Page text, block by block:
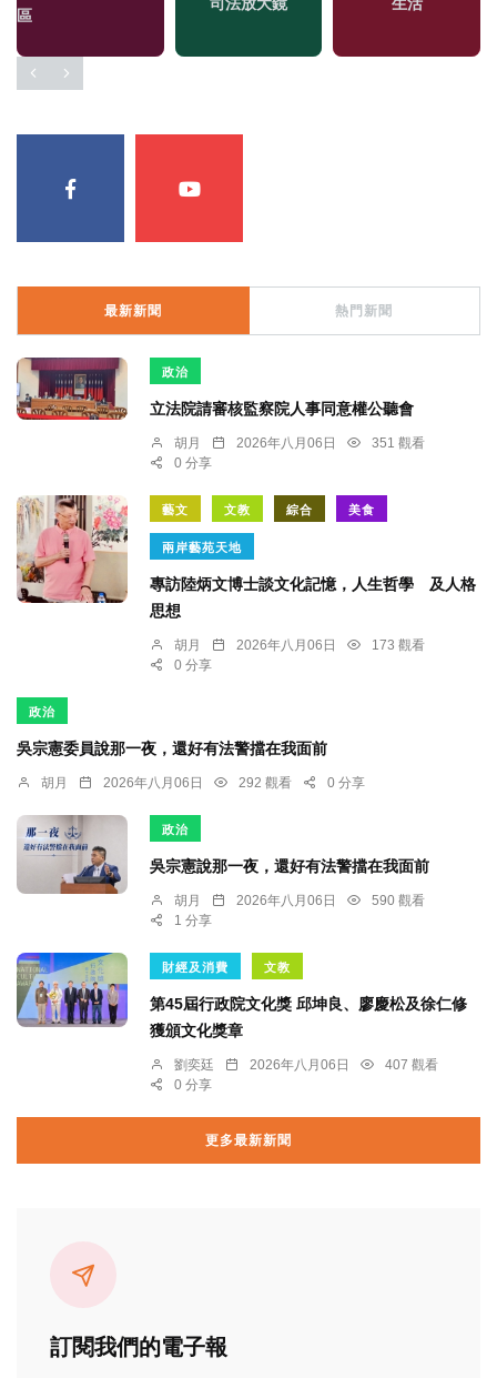
區
最新新聞 熱門新聞
政治
立法院請審核監察院人事同意權公聽會
胡月 2026年八月06日
351 觀看
0 分享
藝文 文教 綜合 美食
兩岸藝苑天地
專訪陸炳文博士談文化記憶，人生哲學 及人格
思想
胡月 2026年八月06日
173 觀看
0 分享
政治
吳宗憲委員說那一夜，還好有法警擋在我面前
胡月 2026年八月06日 292 觀看 0 分享
政治
吳宗憲說那一夜，還好有法警擋在我面前
胡月 2026年八月06日
590 觀看
1 分享
財經及消費 文教
第45屆行政院文化獎 邱坤良、廖慶松及徐仁修
獲頒文化獎章
劉奕廷 2026年八月06日
407 觀看
0 分享
更多最新新聞
訂閱我們的電子報